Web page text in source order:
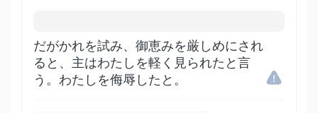
だがかれを試み、御恵みを厳しめにされ
ると、主はわたしを軽く見られたと言
う。わたしを侮辱したと。